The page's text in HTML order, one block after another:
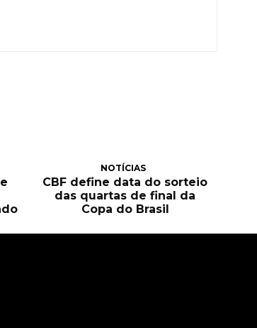
NOTÍCIAS
CBF define data do sorteio
das quartas de final da
Copa do Brasil